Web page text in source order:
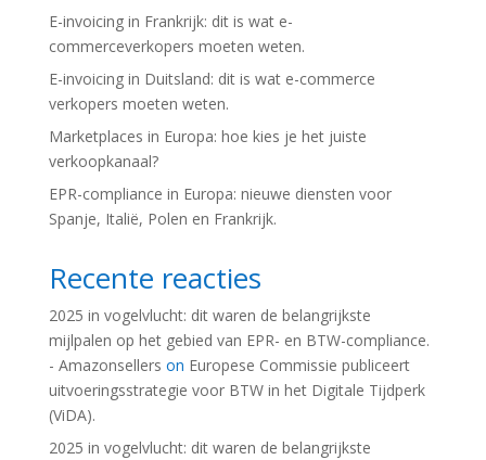
E-invoicing in Frankrijk: dit is wat e-
commerceverkopers moeten weten.
E-invoicing in Duitsland: dit is wat e-commerce
verkopers moeten weten.
Marketplaces in Europa: hoe kies je het juiste
verkoopkanaal?
EPR-compliance in Europa: nieuwe diensten voor
Spanje, Italië, Polen en Frankrijk.
Recente reacties
2025 in vogelvlucht: dit waren de belangrijkste
mijlpalen op het gebied van EPR- en BTW-compliance.
- Amazonsellers on Europese Commissie publiceert
uitvoeringsstrategie voor BTW in het Digitale Tijdperk
(ViDA).
2025 in vogelvlucht: dit waren de belangrijkste